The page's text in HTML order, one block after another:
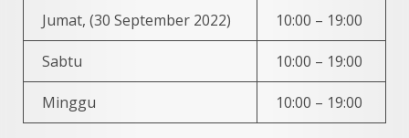
Jumat, (30 September 2022) 10:00 – 19:00
Sabtu 10:00 – 19:00
Minggu 10:00 – 19:00